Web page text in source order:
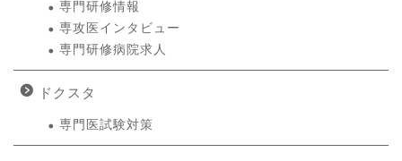
専門研修情報
専攻医インタビュー
専門研修病院求人
ドクスタ
専門医試験対策